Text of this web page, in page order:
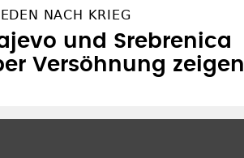
NACH KRIEG
und Srebrenica
Versöhnung zeigen